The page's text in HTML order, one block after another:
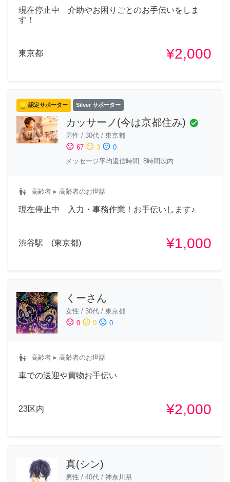
現在停止中 介助やお困りごとのお手伝いをしま
す！
東京都 ¥2,000
認定サポーター Silver サポーター
カッサーノ(今は京都住み) check_circle
男性 / 30代 / 東京都
sentiment_satisfied 67 sentiment_neutral 3 sentiment_dissatisfied 0
メッセージ平均返信時間: 8時間以内
escalator_warning 高齢者 ▸ 高齢者のお世話
現在停止中 入力・事務作業！お手伝いします♪
渋谷駅 (東京都) ¥1,000
くーさん
女性 / 30代 / 東京都
sentiment_satisfied 0 sentiment_neutral 0 sentiment_dissatisfied 0
escalator_warning 高齢者 ▸ 高齢者のお世話
車での送迎や買物お手伝い
23区内 ¥2,000
真(シン)
男性 / 40代 / 神奈川県